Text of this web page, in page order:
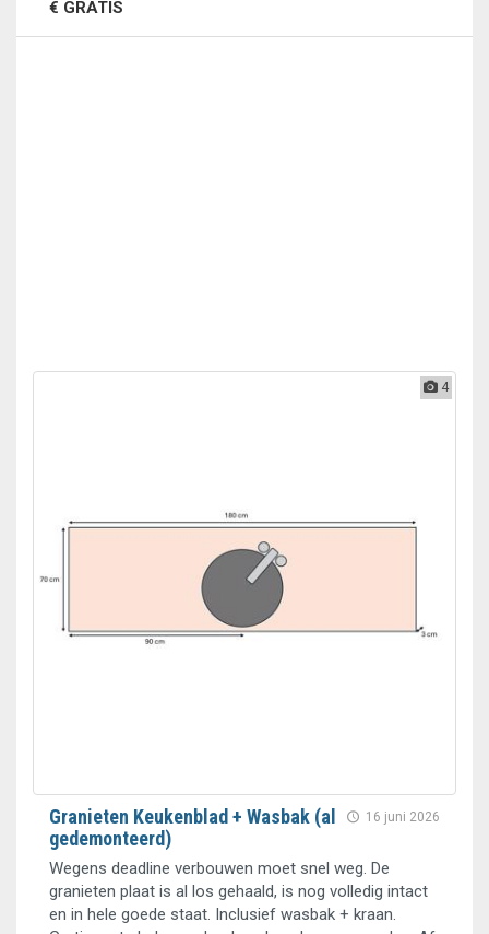
€ GRATIS
4
16 juni 2026
Granieten Keukenblad + Wasbak (al
gedemonteerd)
Wegens deadline verbouwen moet snel weg. De
granieten plaat is al los gehaald, is nog volledig intact
en in hele goede staat. Inclusief wasbak + kraan.